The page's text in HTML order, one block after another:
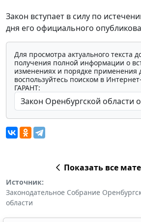
Закон вступает в силу по
дня его официального
Для просмотра актуального текста
получения полной информации о
изменениях и порядке применения
воспользуйтесь поиском в
ГАРАНТ:
Показать все
Источник:
Законодательное Собрание
области